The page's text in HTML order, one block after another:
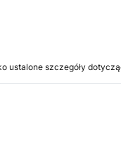
ustalone szczegóły